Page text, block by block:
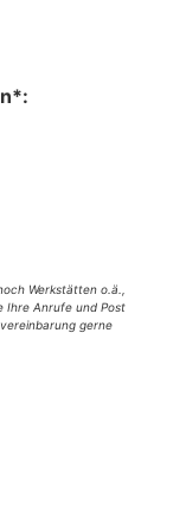
Werkstätten o.ä.,
Ihre Anrufe und Post
gerne